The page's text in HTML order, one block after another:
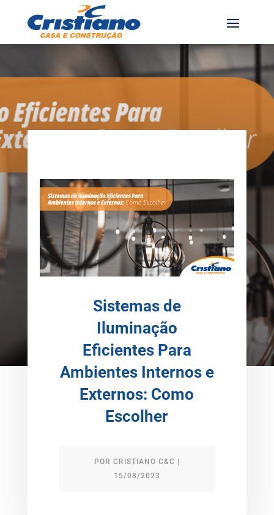
Sistemas de
Iluminação
Eficientes Para
Ambientes Internos e
Externos: Como
Escolher
POR CRISTIANO C&C
15/08/2023